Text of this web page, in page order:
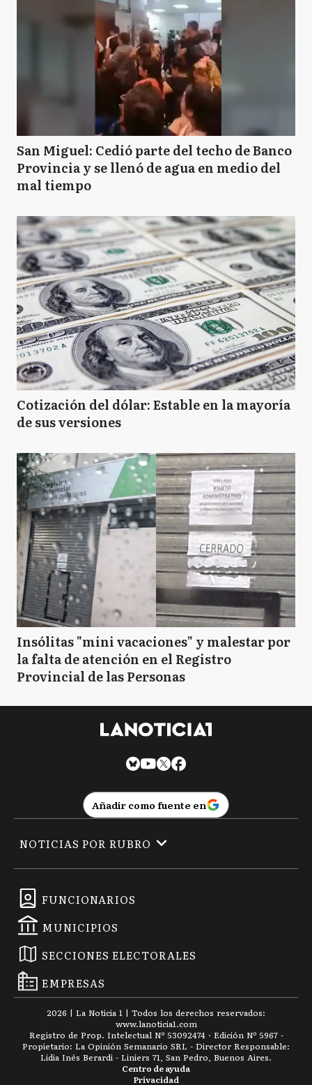
San Miguel: Cedió parte del techo de Banco
Provincia y se llenó de agua en medio del
mal tiempo
Cotización del dólar: Estable en la mayoría
de sus versiones
Insólitas "mini vacaciones" y malestar por
la falta de atención en el Registro
Provincial de las Personas
Añadir como fuente en
FUNCIONARIOS
MUNICIPIOS
SECCIONES ELECTORALES
EMPRESAS
NOTICIAS POR RUBRO
2026 | La Noticia 1 | Todos los derechos reservados:
www.lanoticia1.com
Registro de Prop. Intelectual Nº 53092474 · Edición Nº 5967 -
Propietario: La Opinión Semanario SRL - Director Responsable:
Lidia Inés Berardi - Liniers 71, San Pedro, Buenos Aires.
Privacidad
Centro de ayuda